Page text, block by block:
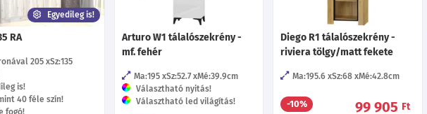
Egyedileg is!
RA
205
Sz:135
is!
40 féle szín!
fogó!
Arturo W1 tálalószekrény -
mf. fehér
Ma:195 Sz:52.7 Mé:39.9cm
Választható nyitás!
Választható led világítás!
Diego R1 tálalószekrény -
riviera tölgy/matt fekete
Ma:195.6 Sz:68 Mé:42.8cm
-10% 99 905 Ft